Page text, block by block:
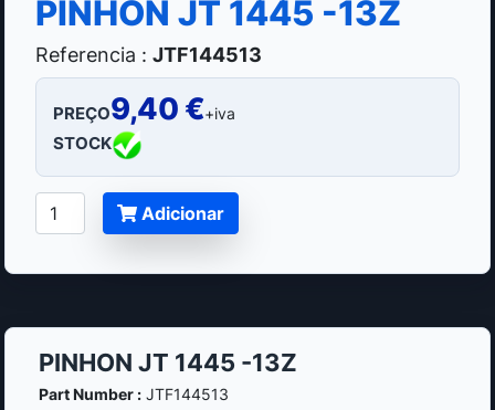
PINHON JT 1445 -13Z
Referencia : JTF144513
PREÇO9,40 €+iva
STOCK
Adicionar
PINHON JT 1445 -13Z
Part Number :JTF144513